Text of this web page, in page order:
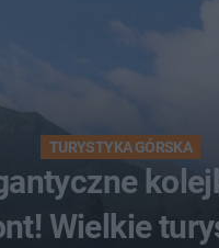
TURYSTYKA GÓRSKA
Wielkie